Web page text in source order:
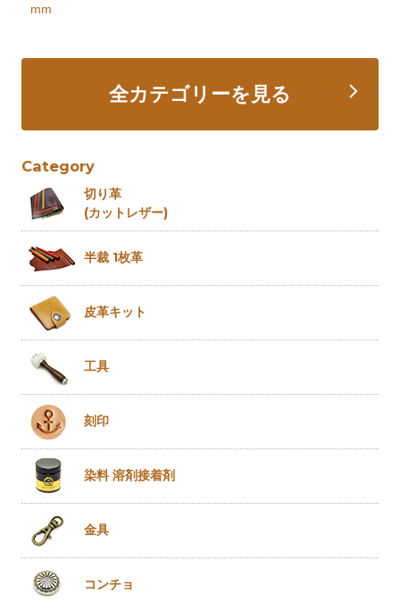
mm
全カテゴリーを見る
Category
切り革
(カットレザー)
半裁 1枚革
皮革キット
工具
刻印
染料 溶剤接着剤
金具
コンチョ